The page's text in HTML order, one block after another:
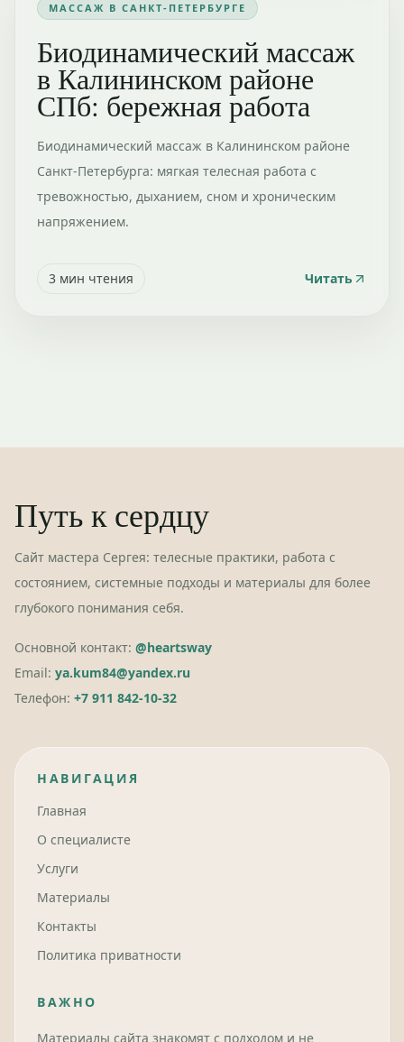
МАССАЖ В САНКТ-ПЕТЕРБУРГЕ
Биодинамический массаж
в Калининском районе
СПб: бережная работа
Биодинамический массаж в Калининском районе
Санкт-Петербурга: мягкая телесная работа с
тревожностью, дыханием, сном и хроническим
напряжением.
3 мин чтения Читать
Путь к сердцу
Сайт мастера Сергея: телесные практики, работа с
состоянием, системные подходы и материалы для более
глубокого понимания себя.
Основной контакт: @heartsway
Email: ya.kum84@yandex.ru
Телефон: +7 911 842-10-32
НАВИГАЦИЯ
Главная
О специалисте
Услуги
Материалы
Контакты
Политика приватности
ВАЖНО
Материалы сайта знакомят с подходом и не